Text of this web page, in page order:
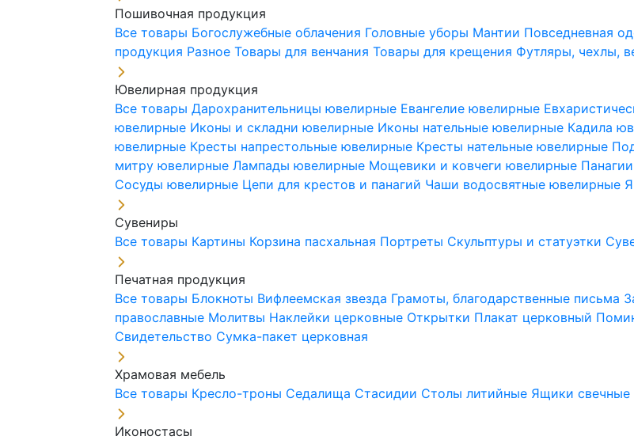
Пошивочная продукция
Все товары Богослужебные облачения Головные уборы Мантии Повседневная
продукция РазноеТовары для венчанияТовары для крещения Футляры, чехлы,
Ювелирная продукция
Все товарыДарохранительницы ювелирные Евангелие ювелирные
ювелирные Иконы и складни ювелирные Иконы нательные ювелирные Кадила
ювелирные Кресты напрестольные ювелирные Кресты нательные ювелирные
митру ювелирныеЛампады ювелирные Мощевики и ковчеги ювелирные
Сосуды ювелирные Цепи для крестов и панагий Чаши водосвятные ювелирные
Сувениры
Все товары Картины Корзина пасхальная Портреты Скульптуры и статуэтки
Печатная продукция
Все товары Блокноты Вифлеемская звезда Грамоты, благодарственные письма
православные Молитвы Наклейки церковные Открытки Плакат церковный
Свидетельство Сумка-пакет церковная
Храмовая мебель
Все товары Кресло-троны Седалища Стасидии Столы литийные Ящики свечные
Иконостасы